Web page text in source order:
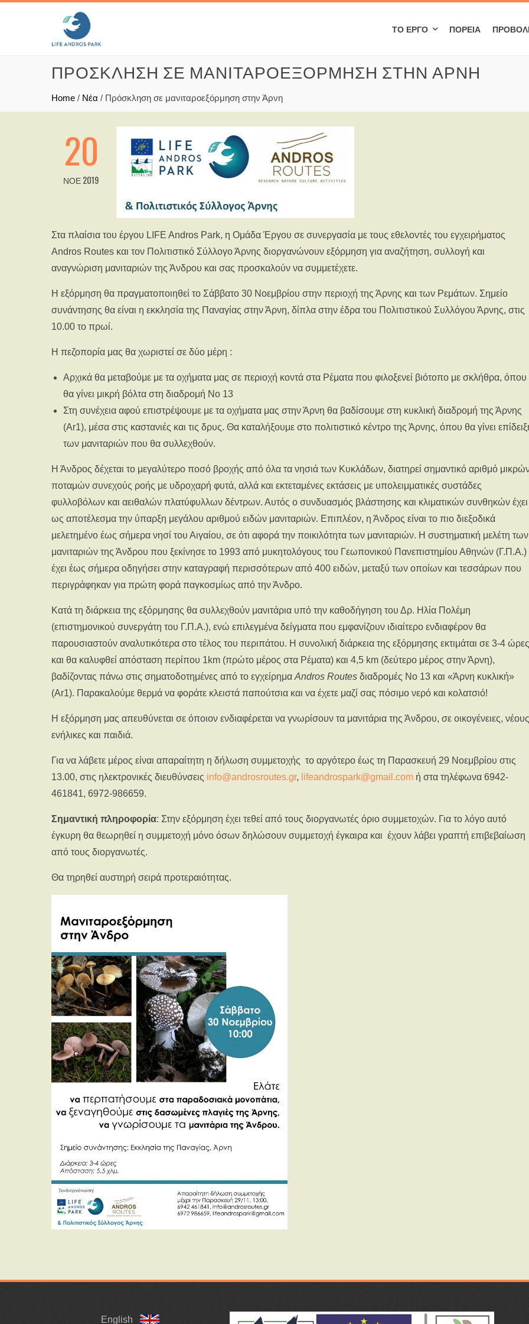
ΤΟ ΈΡΓΟ ΠΟΡΕΊΑ
ΠΡΌΣΚΛΗΣΗ ΣΕ ΜΑΝΙΤΑΡΟΕΞΌΡΜΗΣΗ ΣΤΗΝ ΆΡΝΗ
Home / Νέα / Πρόσκληση σε μανιταροεξόρμηση στην Άρνη
20
ΝΟΈ 2019
Στα πλαίσια του έργου LIFE Andros Park, η Ομάδα Έργου σε συνεργασία με τους εθελοντές του εγχειρήματος
Andros Routes και τον Πολιτιστικό Σύλλογο Άρνης διοργανώνουν εξόρμηση για αναζήτηση, συλλογή και
αναγνώριση μανιταριών της Άνδρου και σας προσκαλούν να συμμετέχετε.
Η εξόρμηση θα πραγματοποιηθεί το Σάββατο 30 Νοεμβρίου στην περιοχή της Άρνης και των Ρεμάτων. Σημείο
συνάντησης θα είναι η εκκλησία της Παναγίας στην Άρνη, δίπλα στην έδρα του Πολιτιστικού Συλλόγου Άρνης, στις
10.00 το πρωί.
Η πεζοπορία μας θα χωριστεί σε δύο μέρη :
Αρχικά θα μεταβούμε με τα οχήματα μας σε περιοχή κοντά στα Ρέματα που φιλοξενεί βιότοπο με σκλήθρα, όπου
θα γίνει μικρή βόλτα στη διαδρομή Nο 13
Στη συνέχεια αφού επιστρέψουμε με τα οχήματα μας στην Άρνη θα βαδίσουμε στη κυκλική διαδρομή της Άρνης
(Ar1), μέσα στις καστανιές και τις δρυς. Θα καταλήξουμε στο πολιτιστικό κέντρο της Άρνης, όπου θα γίνει
των μανιταριών που θα συλλεχθούν.
Η Άνδρος δέχεται το μεγαλύτερο ποσό βροχής από όλα τα νησιά των Κυκλάδων, διατηρεί σημαντικό αριθμό
ποταμών συνεχούς ροής με υδροχαρή φυτά, αλλά και εκτεταμένες εκτάσεις με υπολειμματικές συστάδες
φυλλοβόλων και αειθαλών πλατύφυλλων δέντρων. Αυτός ο συνδυασμός βλάστησης και κλιματικών συνθηκών έχει
ως αποτέλεσμα την ύπαρξη μεγάλου αριθμού ειδών μανιταριών. Επιπλέον, η Άνδρος είναι το πιο διεξοδικά
μελετημένο έως σήμερα νησί του Αιγαίου, σε ότι αφορά την ποικιλότητα των μανιταριών. Η συστηματική μελέτη των
μανιταριών της Άνδρου που ξεκίνησε το 1993 από μυκητολόγους του Γεωπονικού Πανεπιστημίου Αθηνών (Γ.Π.Α.)
έχει έως σήμερα οδηγήσει στην καταγραφή περισσότερων από 400 ειδών, μεταξύ των οποίων και τεσσάρων που
περιγράφηκαν για πρώτη φορά παγκοσμίως από την Άνδρο.
Κατά τη διάρκεια της εξόρμησης θα συλλεχθούν μανιτάρια υπό την καθοδήγηση του Δρ. Ηλία Πολέμη
(επιστημονικού συνεργάτη του Γ.Π.Α.), ενώ επιλεγμένα δείγματα που εμφανίζουν ιδιαίτερο ενδιαφέρον θα
παρουσιαστούν αναλυτικότερα στο τέλος του περιπάτου. Η συνολική διάρκεια της εξόρμησης εκτιμάται σε 3-4 ώρες
και θα καλυφθεί απόσταση περίπου 1km (πρώτο μέρος στα Ρέματα) και 4,5 km (δεύτερο μέρος στην Άρνη),
βαδίζοντας πάνω στις σηματοδοτημένες από το εγχείρημα Andros Routes διαδρομές Νο 13 και «Άρνη κυκλική»
(Ar1). Παρακαλούμε θερμά να φοράτε κλειστά παπούτσια και να έχετε μαζί σας πόσιμο νερό και κολατσιό!
Η εξόρμηση μας απευθύνεται σε όποιον ενδιαφέρεται να γνωρίσουν τα μανιτάρια της Άνδρου, σε οικογένειες,
ενήλικες και παιδιά.
Για να λάβετε μέρος είναι απαραίτητη η δήλωση συμμετοχής το αργότερο έως τη Παρασκευή 29 Νοεμβρίου στις
13.00, στις ηλεκτρονικές διευθύνσεις info@androsroutes.gr, lifeandrospark@gmail.com ή στα τηλέφωνα 6942-
461841, 6972-986659.
Σημαντική πληροφορία: Στην εξόρμηση έχει τεθεί από τους διοργανωτές όριο συμμετοχών. Για το λόγο αυτό
έγκυρη θα θεωρηθεί η συμμετοχή μόνο όσων δηλώσουν συμμετοχή έγκαιρα και έχουν λάβει γραπτή επιβεβαίωση
από τους διοργανωτές.
Θα τηρηθεί αυστηρή σειρά προτεραιότητας.
English